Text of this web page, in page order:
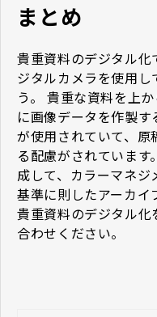
まとめ
貴重資料のデジタル
ジタルカメラを使用
う。 貴重な資料を上
に画像データを作製
が使用されていて、
る配慮がされていま
成して、カラーマネ
基準に則したアーカイ
貴重資料のデジタル
合わせください。